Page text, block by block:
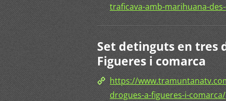
traficava-amb-marihuana-
Set detinguts en tres
Figueres i comarca
https://
drogues-a-figueres-i-comarca/